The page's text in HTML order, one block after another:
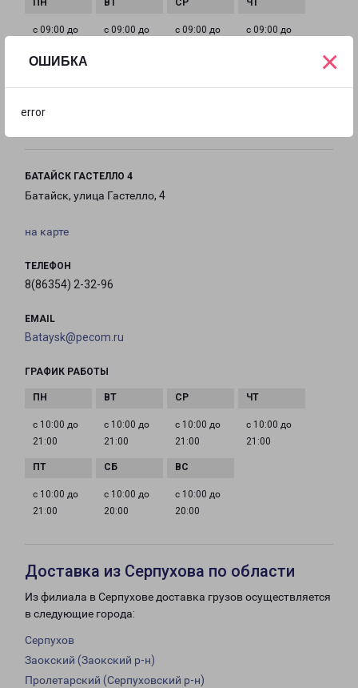
ОШИБКА
error
×
с 09:00 до
с 09:00 до
с 09:00 до
с 09:00 до
18:00
БАТАЙСК ГАСТЕЛЛО 4
Батайск, улица Гастелло, 4
на карте
ТЕЛЕФОН
8(86354) 2-32-96
EMAIL
Bataysk@pecom.ru
ГРАФИК РАБОТЫ
с 10:00 до
21:00
с 10:00 до
21:00
с 10:00 до
21:00
с 10:00 до
21:00
с 10:00 до
21:00
с 10:00 до
20:00
с 10:00 до
20:00
Доставка из Серпухова по области
Из филиала в Серпухове доставка грузов осуществляется
в следующие города:
Серпухов
Заокский (Заокский р-н)
Пролетарский (Серпуховский р-н)